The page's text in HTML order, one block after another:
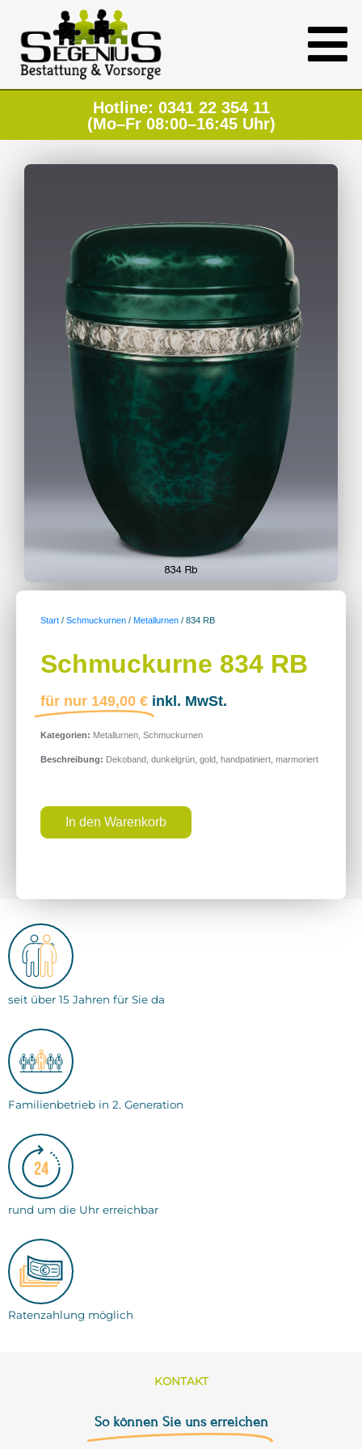
Hotline: 0341 22 354 11
(Mo–Fr 08:00–16:45 Uhr)
Start / Schmuckurnen / Metallurnen / 834 RB
Schmuckurne 834 RB
für nur 149,00 € inkl. MwSt.
Kategorien: Metallurnen Schmuckurnen
Beschreibung: Dekoband dunkelgrün gold handpatiniert marmoriert
In den Warenkorb
seit über 15 Jahren für Sie da
Familienbetrieb in 2. Generation
rund um die Uhr erreichbar
Ratenzahlung möglich
KONTAKT
So können Sie uns erreichen